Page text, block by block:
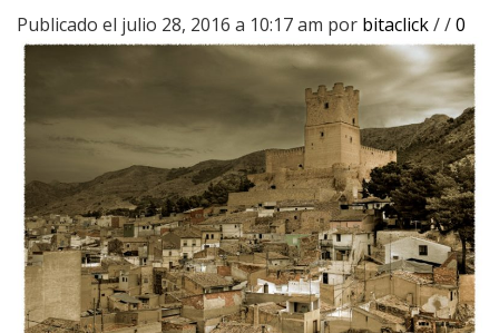
Publicado el julio 28, 2016 a 10:17 am por bitaclick//0